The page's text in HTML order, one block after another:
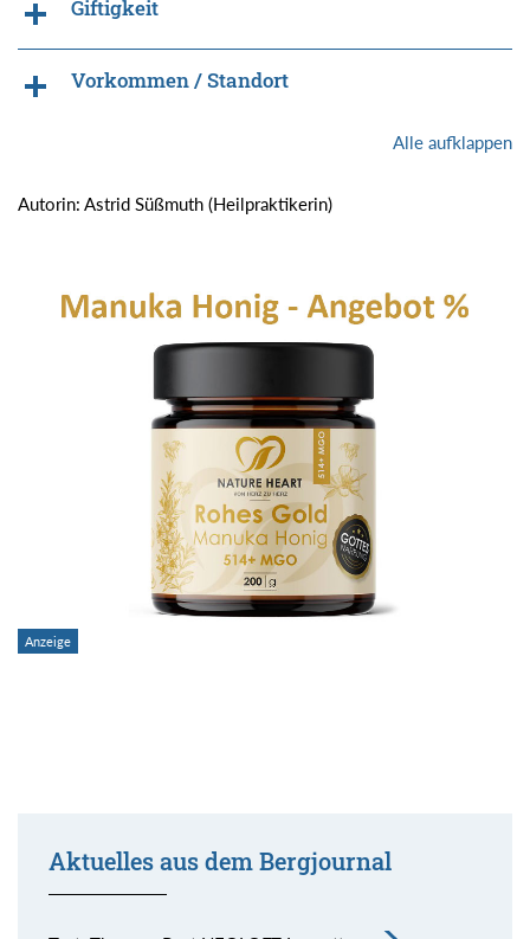
Giftigkeit
Vorkommen / Standort
Alle aufklappen
Autorin: Astrid Süßmuth (Heilpraktikerin)
Aktuelles aus dem Bergjournal